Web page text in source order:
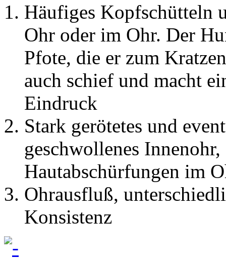
Häufiges Kopfschütteln
Ohr oder im Ohr. Der
Pfote, die er zum
auch schief und macht
Eindruck
Stark gerötetes und
geschwollenes
Hautabschürfungen im
Ohrausfluß,
Konsistenz